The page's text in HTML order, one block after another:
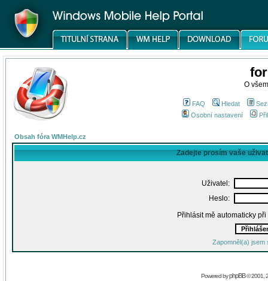
O
FAQ Hledat
Osobní nastavení
Obsah fóra WMHelp.cz
Zadejte prosím vaše
Uživatel:
Heslo:
Přihlásit mě automaticky
Zapomněl(a) jsem
Powered byphpBB© 2001,